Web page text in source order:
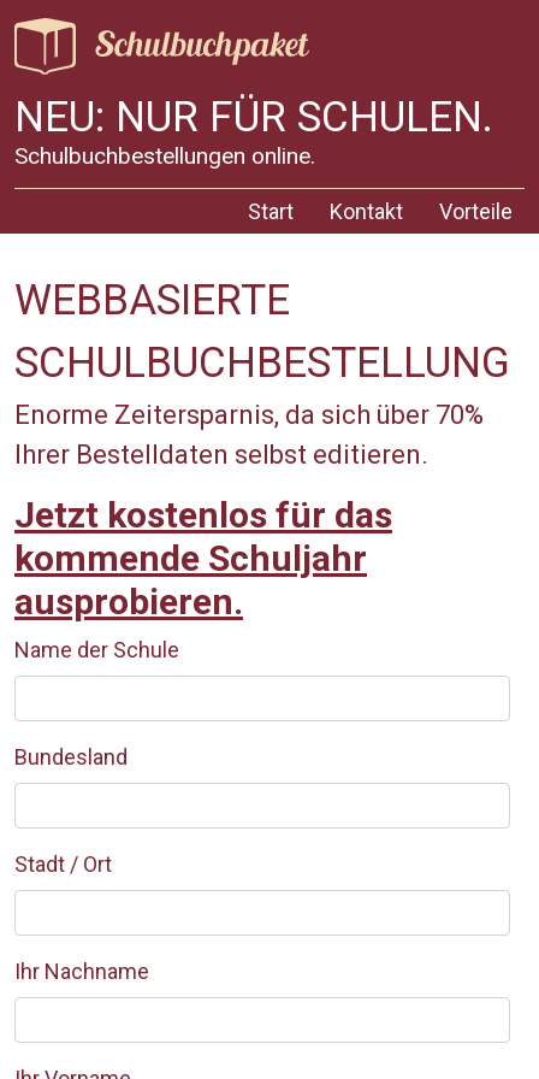
NEU: NUR FÜR SCHULEN.
Schulbuchbestellungen online.
Start Kontakt Vorteile
WEBBASIERTE
SCHULBUCHBESTELLUNG
Enorme Zeitersparnis, da sich über 70%
Ihrer Bestelldaten selbst editieren.
Jetzt kostenlos für das
kommende Schuljahr
ausprobieren.
Name der Schule
Bundesland
Stadt / Ort
Ihr Nachname